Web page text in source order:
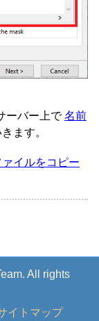
ーバー上で名前
ます。
イルをコピー
All rights
イトマップ